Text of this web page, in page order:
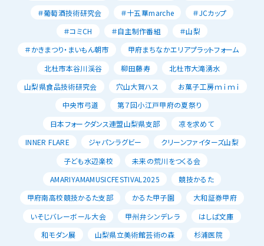
＃葡萄酒技術研究会
＃十五華marche
＃JCカップ
＃コミCH
＃自主制作番組
＃山梨
＃かきまつり・まいもん朝市
甲府まちなかエリアプラットフォーム
北杜市本谷川渓谷
柳田藤寿
北杜市大滝湧水
山梨県食品技術研究会
穴山大賀ハス
お菓子工房ｍｉｍｉ
中央市弓道
第７回小江戸甲府の夏祭り
日本フォークダンス連盟山梨県支部
凉を求めて
INNER FLARE
ジャパンラグビー
クリーンファイターズ山梨
子ども水辺楽校
未来の荒川をつくる会
AMARIYAMAMUSICFESTIVAL2025
競技かるた
甲府南高校競技かるた支部
かるた甲子園
大和証券甲府
いそじバレーボール大会
甲州弁シンデレラ
はしば文庫
和モダン展
山梨県立美術館芸術の森
杉浦医院